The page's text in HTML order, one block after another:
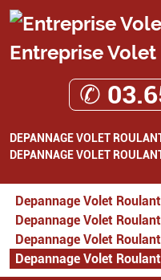
Entreprise
✆
DEPANNAGE VOLET
DEPANNAGE VOLET
Depannage Volet
Depannage Volet Roulant
Depannage Volet
Depannage Volet